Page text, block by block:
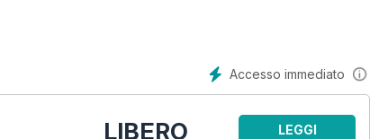
Accesso immediato
LIBERO LEGGI